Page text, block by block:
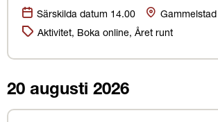
Datum:
Särskilda datum 14.00 Plats
Kategorier:
Aktivitet, Boka online, Året runt
20 augusti 2026